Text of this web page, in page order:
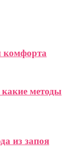
комфорта
методы
из запоя